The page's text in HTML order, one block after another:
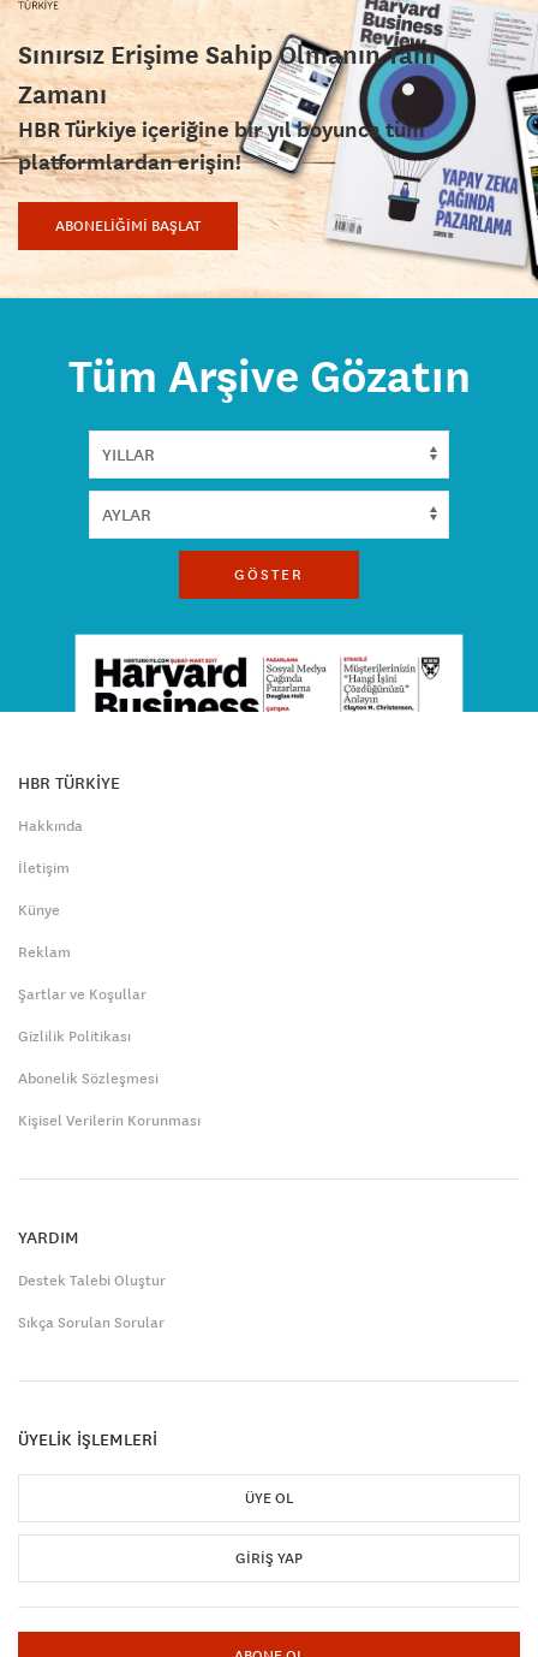
Sınırsız Erişime Sahip Olmanın Tam
Zamanı
HBR Türkiye içeriğine bir yıl boyunca tüm
platformlardan erişin!
ABONELİĞİMİ BAŞLAT
Tüm Arşive Gözatın
GÖSTER
HBR TÜRKİYE
Hakkında
İletişim
Künye
Reklam
Şartlar ve Koşullar
Gizlilik Politikası
Abonelik Sözleşmesi
Kişisel Verilerin Korunması
YARDIM
Destek Talebi Oluştur
Sıkça Sorulan Sorular
ÜYELİK İŞLEMLERİ
ÜYE OL
GIRIŞ YAP